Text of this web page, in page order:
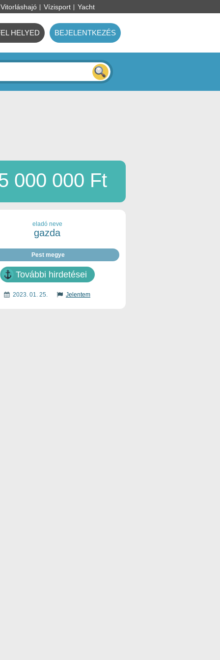
Vitorláshajó Vízisport Yacht
HELYED BEJELENTKEZÉS
000 000 Ft
eladó neve
gazda
Pest megye
További hirdetései
2023. 01. 25. Jelentem